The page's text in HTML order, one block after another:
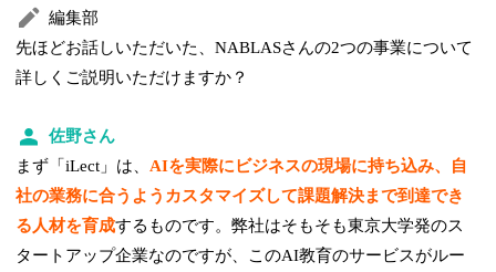
編集部
先ほどお話しいただいた、NABLASさんの2つの事業について
詳しくご説明いただけますか？
佐野さん
まず「iLect」は、 AIを実際にビジネスの現場に持ち込み、自
社の業務に合うようカスタマイズして課題解決まで到達でき
る人材を育成するものです。弊社はそもそも東京大学発のス
タートアップ企業なのですが、このAI教育のサービスがルー